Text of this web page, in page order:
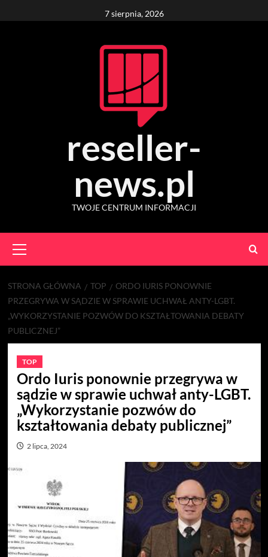
to
7 sierpnia, 2026
reseller-
news.pl
TWOJE CENTRUM INFORMACJI
Menu
STRONA GŁÓWNA TOP
ORDO IURIS PONOWNIE
PRZEGRYWA W SĄDZIE W SPRAWIE UCHWAŁ ANTY-LGBT.
„WYKORZYSTANIE POZWÓW DO KSZTAŁTOWANIA DEBATY
PUBLICZNEJ”
TOP
Ordo Iuris ponownie przegrywa w
sądzie w sprawie uchwał anty-LGBT.
„Wykorzystanie pozwów do
kształtowania debaty publicznej”
2 lipca, 2024